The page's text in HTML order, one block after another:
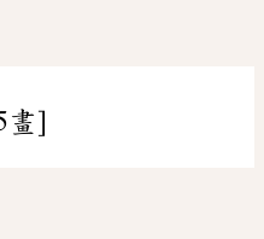
畫]